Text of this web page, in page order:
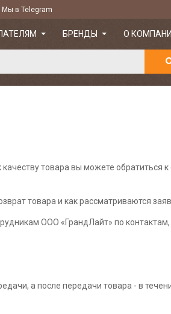
Мы в Telegram
БРЕНДЫ О
товара вы можете обратиться
товара и как рассматриваются
ООО «ГрандЛайт» по
а после передачи товара - в